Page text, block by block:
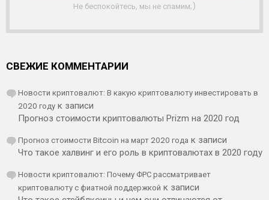
Не беспокойтесь, мы не спамим;)
СВЕЖИЕ КОММЕНТАРИИ
Новости криптовалют: В какую криптовалюту инвестировать в
2020 году к записи
Прогноз стоимости криптовалюты Prizm на 2020 год
Прогноз стоимости Bitcoin на март 2020 года к записи
Что такое халвинг и его роль в криптовалютах в 2020 году
Новости криптовалют: Почему ФРС рассматривает
криптовалюту с фиатной поддержкой к записи